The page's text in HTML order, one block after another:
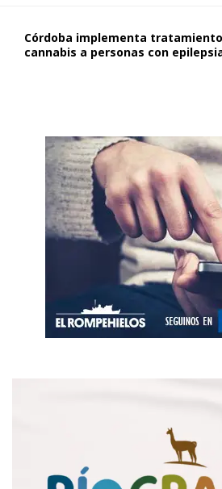
Córdoba implementa
cannabis a personas con